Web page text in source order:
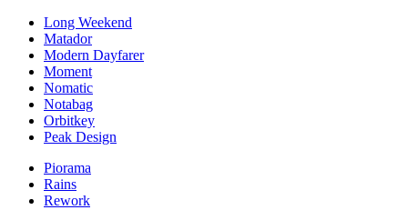
Long Weekend
Matador
Modern Dayfarer
Moment
Nomatic
Notabag
Orbitkey
Peak Design
Piorama
Rains
Rework